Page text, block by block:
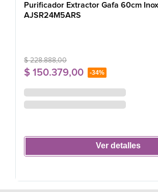
Purificador Extractor Gafa 60cm Inox
AJSR24M5ARS
$ 228.888,00
$ 150.379,00 -34%
Ver detalles